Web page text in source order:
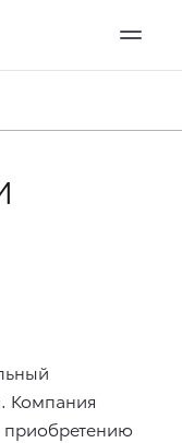
Компания
приобретению